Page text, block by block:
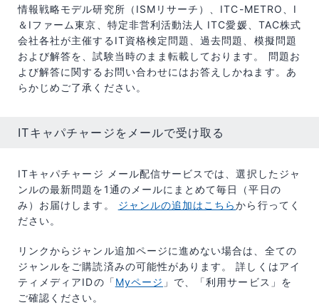
情報戦略モデル研究所（ISMリサーチ）、ITC-METRO、I
＆Iファーム東京、特定非営利活動法人 ITC愛媛、TAC株式
会社各社が主催するIT資格検定問題、過去問題、模擬問題
および解答を、試験当時のまま転載しております。 問題お
よび解答に関するお問い合わせにはお答えしかねます。あ
らかじめご了承ください。
ITキャパチャージをメールで受け取る
ITキャパチャージ メール配信サービスでは、選択したジャ
ンルの最新問題を1通のメールにまとめて毎日（平日の
み）お届けします。 ジャンルの追加はこちらから行ってく
ださい。
リンクからジャンル追加ページに進めない場合は、全ての
ジャンルをご購読済みの可能性があります。 詳しくはアイ
ティメディアIDの「​Myページ 」で、「利用サービス」を
ご確認ください。